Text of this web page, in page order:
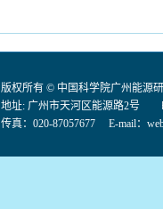
版权所有 © 中国科学院广州能源
地址: 广州市天河区能源路2号
传真：020-87057677 E-mail：